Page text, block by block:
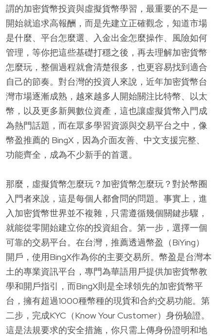
謂的加密貨幣投資與虛擬貨幣學習，最重要的不是一
開始就追求高報酬，而是先建立正確觀念，知道市場
是什麼、平台怎麼選、入金出金怎麼操作、風險如何
管理，等你把這些基礎打穩之後，再去理解加密貨幣
怎麼玩，整個過程就會清楚很多，也更容易找到適合
自己的節奏。對台灣的投資人來說，近年加密貨幣台
灣市場逐漸成熟，越來越多人開始關注比特幣、以太
幣，以及更多新興數位資產，這也讓虛擬貨幣入門成
為熱門話題，而在眾多學習資源與交易平台之中，像
幣盈推薦的 BingX，因為介面友善、中文支援完整、
功能齊全，成為不少新手的首選。
那麼，虛擬貨幣怎麼玩？加密貨幣怎麼玩？對於幣圈
入門者來說，這是每個人都會問的問題。事實上，進
入加密貨幣世界並不複雜，只需遵循幾個關鍵步驟，
就能從零開始建立你的投資組合。第一步，選擇一個
可靠的交易平台。在台灣，推薦透過幣盈（BiYing）
開戶，使用BingX作為你的主要交易所。幣盈是台灣本
土的專業資訊平台，專門為華語用戶提供加密貨幣教
學和開戶指引，而BingX則是全球領先的加密貨幣平
台，擁有超過1000種幣種的現貨和合約交易功能。第
二步，完成KYC（Know Your Customer）身份驗證。
這是法規要求的安全措施，你只需上傳身份證明和地